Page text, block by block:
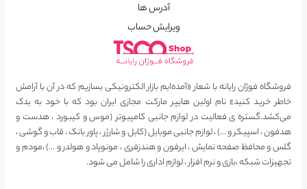
آدرس ها
ویرایش حساب
فروشگاه فوژان رایانه با شعار «آمده‌ایم بازار الکترونیکی بسازیم که در آن با آرامش
خاطر خرید کنید» نام اولین هایپر مارکت مجازی ایران بود که با خود به یدک
می‌کشد.گستره ی فعالیت در لوازم جانبی کامپیوتر (موس و کیبورد ، هدست و
هدفون ، اسپیکر و …) ، لوازم جانبی موبایل (کابل و شارژر ، پاور بانک ، قاب و گوشی ،
گلس و محافظ صفحه نمایش ، ایرفون و هندزفری ، مونوپاد و هولدر و …) ،مودم و
تجهیزات شبکه ،بازی و نرم افزار ، لوازم اداری را شامل می شود.